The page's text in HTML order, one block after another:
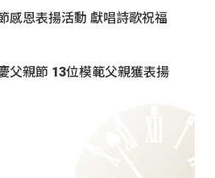
感恩表揚活動 獻唱詩歌祝福
父親節 13位模範父親獲表揚